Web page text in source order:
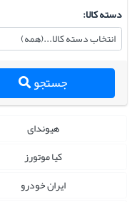
دسته کالا:
انتخاب دسته کالا...(همه)
جستجو
هیوندای
کیا موتورز
ایران خودرو